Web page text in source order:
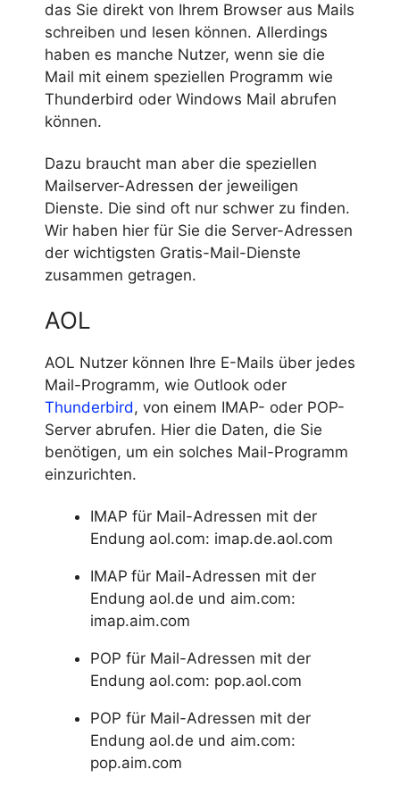
das Sie direkt von Ihrem Browser aus Mails
schreiben und lesen können. Allerdings
haben es manche Nutzer, wenn sie die
Mail mit einem speziellen Programm wie
Thunderbird oder Windows Mail abrufen
können.
Dazu braucht man aber die speziellen
Mailserver-Adressen der jeweiligen
Dienste. Die sind oft nur schwer zu finden.
Wir haben hier für Sie die Server-Adressen
der wichtigsten Gratis-Mail-Dienste
zusammen getragen.
AOL
AOL Nutzer können Ihre E-Mails über jedes
Mail-Programm, wie Outlook oder
Thunderbird, von einem IMAP- oder POP-
Server abrufen. Hier die Daten, die Sie
benötigen, um ein solches Mail-Programm
einzurichten.
IMAP für Mail-Adressen mit der
Endung aol.com: imap.de.aol.com
IMAP für Mail-Adressen mit der
Endung aol.de und aim.com:
imap.aim.com
POP für Mail-Adressen mit der
Endung aol.com: pop.aol.com
POP für Mail-Adressen mit der
Endung aol.de und aim.com:
pop.aim.com